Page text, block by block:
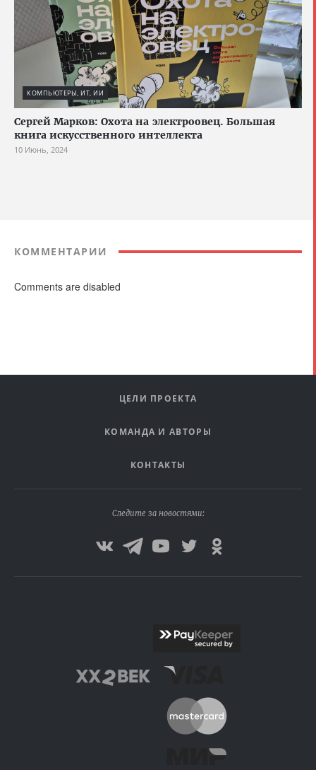
КОМПЬЮТЕРЫ, ИТ, ИИ
Сергей Марков: Охота на электроовец. Большая
книга искусственного интеллекта
10 Июнь, 2024
КОММЕНТАРИИ
Comments are disabled
ЦЕЛИ ПРОЕКТА
КОМАНДА И АВТОРЫ
КОНТАКТЫ
Следите за новостями: